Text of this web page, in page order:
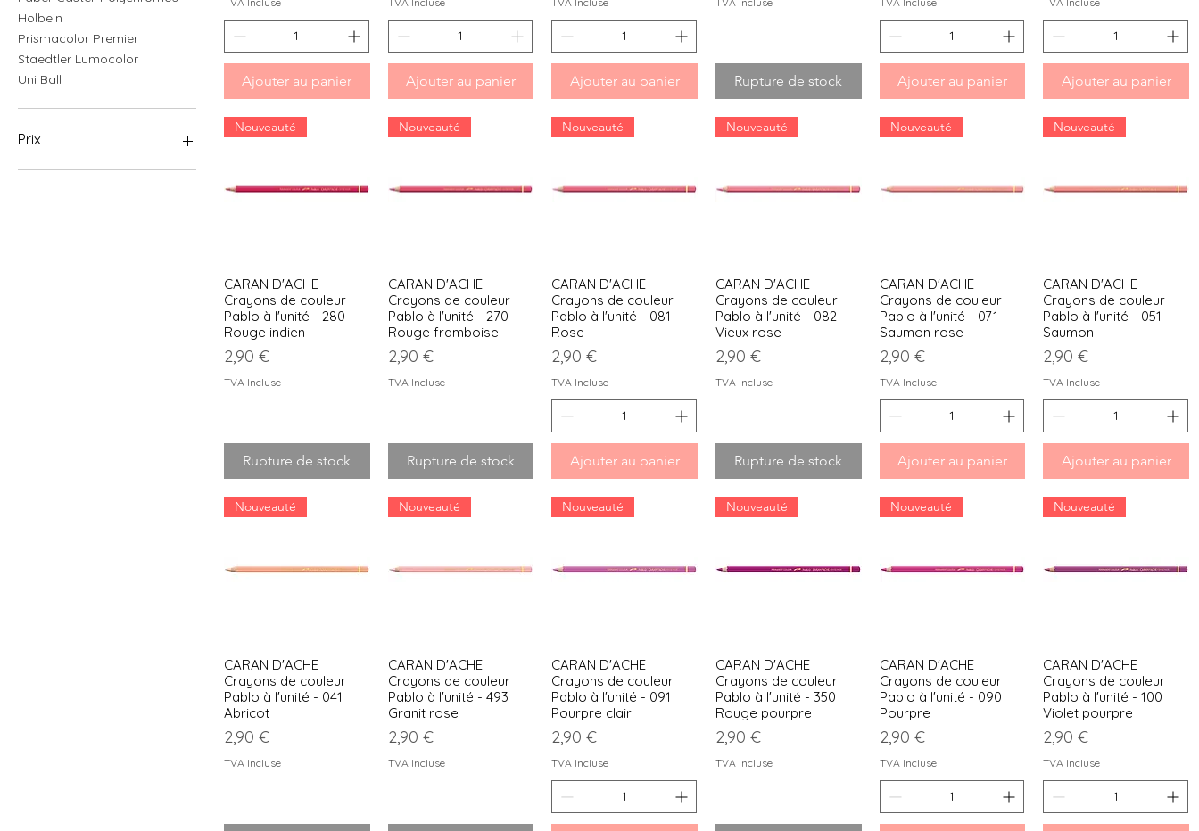
Holbein
Prismacolor Premier
Staedtler Lumocolor
Uni Ball
Prix
Ajouter au panier Ajouter au panier Ajouter au panier Rupture de stock Ajouter au panier Ajouter au panier
Aperçu rapide
Nouveauté
CARAN D'ACHE
Crayons de couleur
Pablo à l'unité - 280
Rouge indien
Prix
2,90 €
TVA Incluse
Rupture de stock
Aperçu rapide
Nouveauté
CARAN D'ACHE
Crayons de couleur
Pablo à l'unité - 270
Rouge framboise
Prix
2,90 €
TVA Incluse
Rupture de stock
Aperçu rapide
Nouveauté
CARAN D'ACHE
Crayons de couleur
Pablo à l'unité - 081
Rose
Prix
2,90 €
TVA Incluse
Ajouter au panier
Aperçu rapide
Nouveauté
CARAN D'ACHE
Crayons de couleur
Pablo à l'unité - 082
Vieux rose
Prix
2,90 €
TVA Incluse
Rupture de stock
Aperçu rapide
Nouveauté
CARAN D'ACHE
Crayons de couleur
Pablo à l'unité - 071
Saumon rose
Prix
2,90 €
TVA Incluse
Ajouter au panier
Aperçu rapide
Nouveauté
CARAN D'ACHE
Crayons de couleur
Pablo à l'unité - 051
Saumon
Prix
2,90 €
TVA Incluse
Ajouter au panier
Aperçu rapide
Nouveauté
CARAN D'ACHE
Crayons de couleur
Pablo à l'unité - 041
Abricot
Prix
2,90 €
TVA Incluse
Aperçu rapide
Nouveauté
CARAN D'ACHE
Crayons de couleur
Pablo à l'unité - 493
Granit rose
Prix
2,90 €
TVA Incluse
Aperçu rapide
Nouveauté
CARAN D'ACHE
Crayons de couleur
Pablo à l'unité - 091
Pourpre clair
Prix
2,90 €
TVA Incluse
Aperçu rapide
Nouveauté
CARAN D'ACHE
Crayons de couleur
Pablo à l'unité - 350
Rouge pourpre
Prix
2,90 €
TVA Incluse
Aperçu rapide
Nouveauté
CARAN D'ACHE
Crayons de couleur
Pablo à l'unité - 090
Pourpre
Prix
2,90 €
TVA Incluse
Aperçu rapide
Nouveauté
CARAN D'ACHE
Crayons de couleur
Pablo à l'unité - 100
Violet pourpre
Prix
2,90 €
TVA Incluse